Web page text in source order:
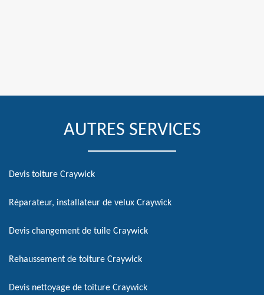
AUTRES SERVICES
Devis toiture Craywick
Réparateur, installateur de velux Craywick
Devis changement de tuile Craywick
Rehaussement de toiture Craywick
Devis nettoyage de toiture Craywick